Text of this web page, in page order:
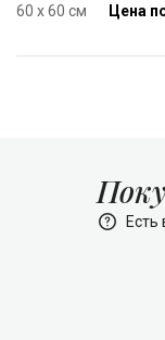
60 x 60 см
Цена
Есть